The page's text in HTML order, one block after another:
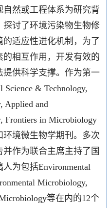
然或工程体系为研究背
讨了环境污染物生物修
适应性进化机制，为了
相互作用，开发有效的
供科学支撑。作为第一
Science & Technology,
Applied and
Frontiers in Microbiology
境微生物学期刊。多次
作为联合主席主持了国
人为包括Environmental
Microbiology,
等在内的12个